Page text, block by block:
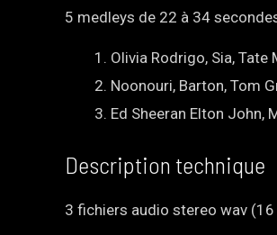
5 medleys de 22 à 34
Olivia Rodrigo, Sia, Tate
Noonouri, Barton, Tom
Ed Sheeran Elton John,
Description technique
3 fichiers audio stereo wav